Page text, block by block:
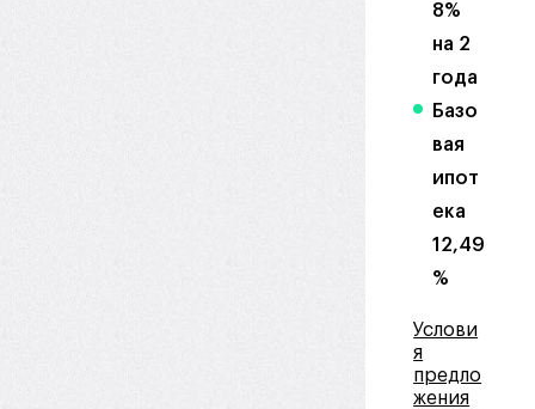
8%
на 2
года
Базо
вая
ипот
ека
12,49
%
Услови
я
предло
жения